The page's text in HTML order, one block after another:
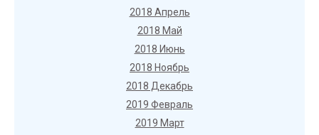
2018 Апрель
2018 Май
2018 Июнь
2018 Ноябрь
2018 Декабрь
2019 Февраль
2019 Март